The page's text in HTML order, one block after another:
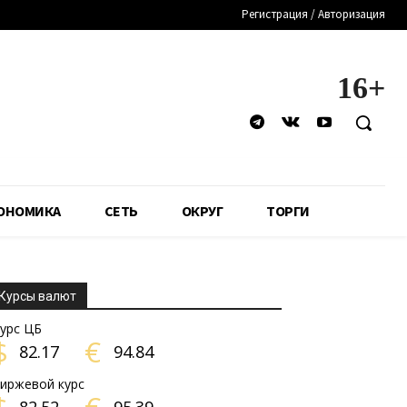
Регистрация / Авторизация
16+
СЕТЬ ОКРУГ ТОРГИ
Курсы валют
ЦБ
82.17 € 94.84
курс